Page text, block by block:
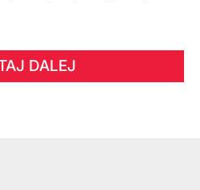
DALEJ